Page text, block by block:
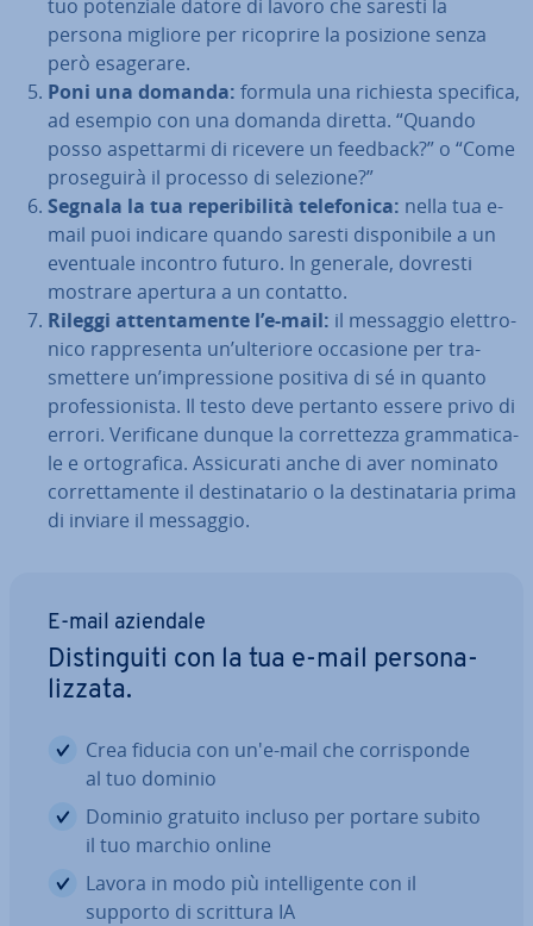
tuo po­ten­zia­le datore di lavoro che saresti la
persona migliore per ricoprire la posizione senza
però esagerare.
Poni una domanda: formula una richiesta specifica,
ad esempio con una domanda diretta. “Quando
posso aspet­tar­mi di ricevere un feedback?” o “Come
pro­se­gui­rà il processo di selezione?”
Segnala la tua re­pe­ri­bi­li­tà te­le­fo­ni­ca: nella tua e-
mail puoi indicare quando saresti di­spo­ni­bi­le a un
eventuale incontro futuro. In generale, dovresti
mostrare apertura a un contatto.
Rileggi at­ten­ta­men­te l’e-mail: il messaggio elet­tro­
ni­co rap­pre­sen­ta un’ulteriore occasione per tra­
smet­te­re un’im­pres­sio­ne positiva di sé in quanto
pro­fes­sio­ni­sta. Il testo deve pertanto essere privo di
errori. Ve­ri­fi­ca­ne dunque la cor­ret­tez­za gram­ma­ti­ca­
le e or­to­gra­fi­ca. As­si­cu­ra­ti anche di aver nominato
cor­ret­ta­men­te il de­sti­na­ta­rio o la de­sti­na­ta­ria prima
di inviare il messaggio.
E-mail aziendale
Di­stin­gui­ti con la tua e-mail per­so­na­
liz­za­ta.
Crea fiducia con un'e-mail che cor­ri­spon­de
al tuo dominio
Dominio gratuito incluso per portare subito
il tuo marchio online
Lavora in modo più in­tel­li­gen­te con il
supporto di scrittura IA